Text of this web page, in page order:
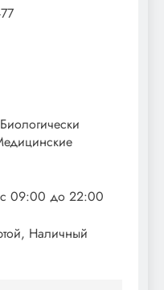
с 09:00 до 22:00
Наличный